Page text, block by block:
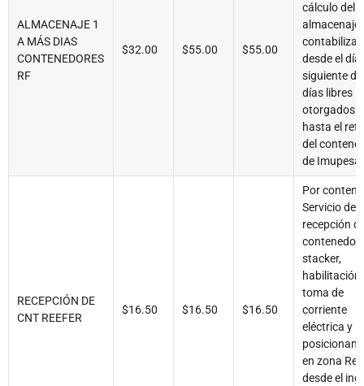
ALMACENAJE 1
A MÁS DIAS
CONTENEDORES
RF
$32.00 $55.00 $55.00
cálculo del
almacenaje
contabiliza
desde el día
siguiente
días libres
otorgados
hasta el
del
de Imupesa
RECEPCIÓN DE
CNT REEFER
$16.50 $16.50 $16.50
Por
Servicio de
recepción
contenedor
stacker,
habilitación
toma de
corriente
eléctrica y
en zona
desde el